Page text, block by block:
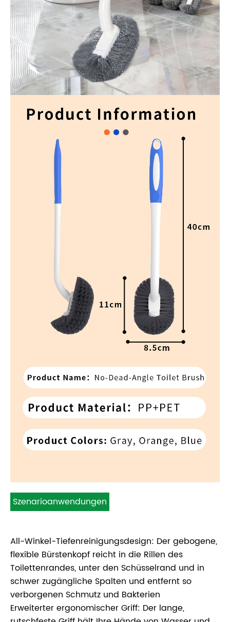
Szenarioanwendungen
All-Winkel-Tiefenreinigungsdesign: Der gebogene,
flexible Bürstenkopf reicht in die Rillen des
Toilettenrandes, unter den Schüsselrand und in
schwer zugängliche Spalten und entfernt so
verborgenen Schmutz und Bakterien
Erweiterter ergonomischer Griff: Der lange,